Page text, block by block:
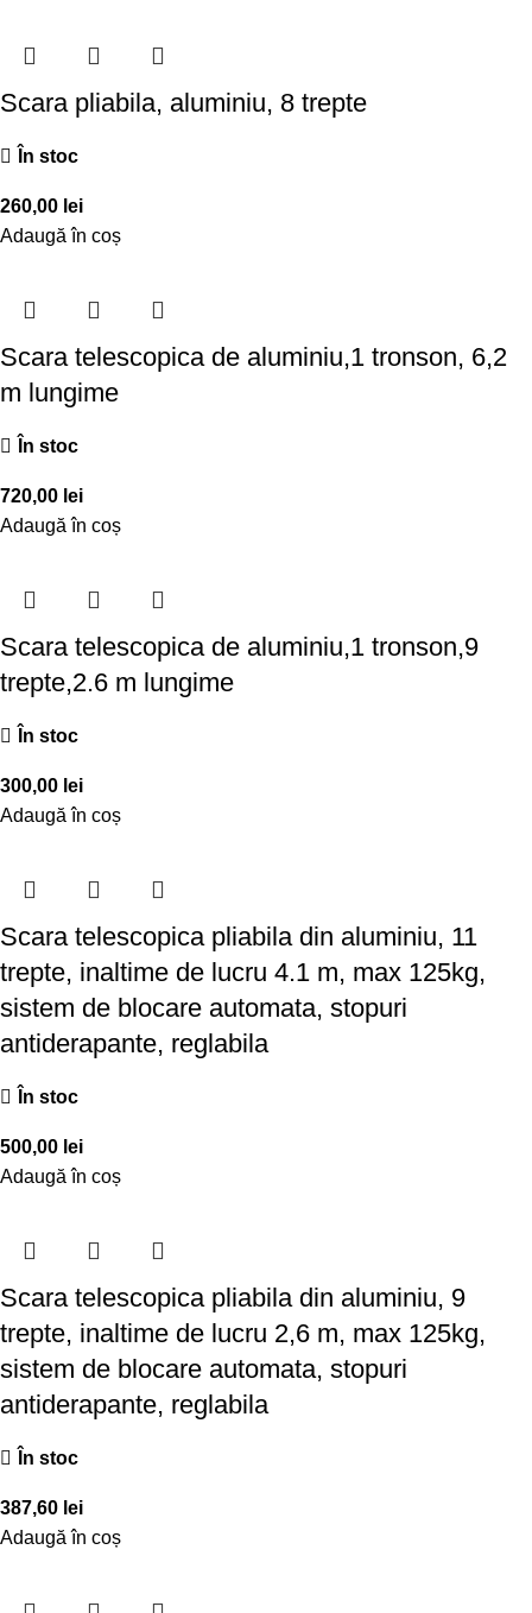
Scara pliabila, aluminiu, 8 trepte
În stoc
260,00 lei
Adaugă în coș
Scara telescopica de aluminiu,1 tronson, 6,2
m lungime
În stoc
720,00 lei
Adaugă în coș
Scara telescopica de aluminiu,1 tronson,9
trepte,2.6 m lungime
În stoc
300,00 lei
Adaugă în coș
Scara telescopica pliabila din aluminiu, 11
trepte, inaltime de lucru 4.1 m, max 125kg,
sistem de blocare automata, stopuri
antiderapante, reglabila
În stoc
500,00 lei
Adaugă în coș
Scara telescopica pliabila din aluminiu, 9
trepte, inaltime de lucru 2,6 m, max 125kg,
sistem de blocare automata, stopuri
antiderapante, reglabila
În stoc
387,60 lei
Adaugă în coș